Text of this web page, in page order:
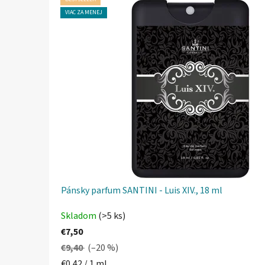
BESTSELLER
Pánsky parfum SANTINI - Luis XIV., 18 ml
hodnotenie
produktu
je
Skladom (>5 ks)
€7,50
€9,40 (–20 %)
VIAC ZA MENEJ
BESTSELLER
VIAC ZA MENEJ